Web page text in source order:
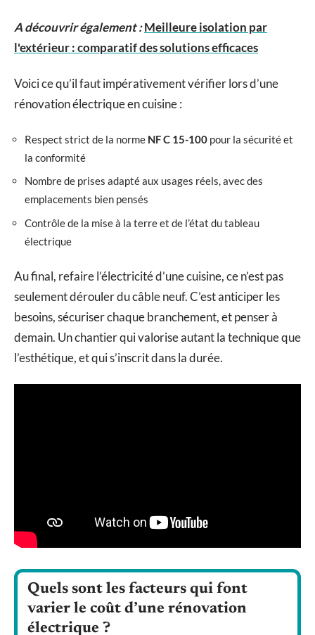
A découvrir également :Meilleure isolation par
l'extérieur : comparatif des solutions efficaces
Voici ce qu’il faut impérativement vérifier lors d’une
rénovation électrique en cuisine :
Respect strict de la norme NF C 15-100 pour la sécurité et
la conformité
Nombre de prises adapté aux usages réels, avec des
emplacements bien pensés
Contrôle de la mise à la terre et de l’état du tableau
électrique
Au final, refaire l’électricité d’une cuisine, ce n’est pas
seulement dérouler du câble neuf. C’est anticiper les
besoins, sécuriser chaque branchement, et penser à
demain. Un chantier qui valorise autant la technique que
l’esthétique, et qui s’inscrit dans la durée.
Quels sont les facteurs qui font
varier le coût d’une rénovation
électrique ?